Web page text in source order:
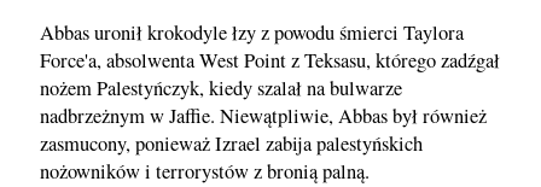
Abbas uronił krokodyle łzy z powodu śmierci Taylora
Force'a, absolwenta West Point z Teksasu, którego zadźgał
nożem Palestyńczyk, kiedy szalał na bulwarze
nadbrzeżnym w Jaffie. Niewątpliwie, Abbas był również
zasmucony, ponieważ Izrael zabija palestyńskich
nożowników i terrorystów z bronią palną.